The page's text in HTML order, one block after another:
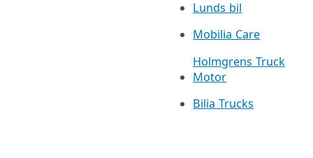
Lunds bil
Mobilia Care
Holmgrens Truck
Motor
Bilia Trucks